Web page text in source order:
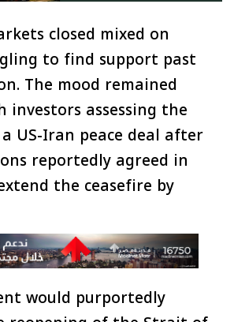
closed mixed on
to find support past
The mood remained
investors assessing the
US-Iran peace deal after
reportedly agreed in
the ceasefire by
would purportedly